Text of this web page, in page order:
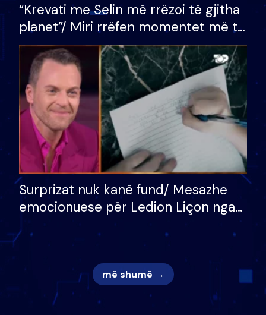
“Krevati me Selin më rrëzoi të gjitha
planet”/ Miri rrëfen momentet më të
bukura në shtëpinë e BB VIP: Do më
mungojë zilja e mëngjesit kur…
Surprizat nuk kanë fund/ Mesazhe
emocionuese për Ledion Liçon nga
nuk i mban dot lotët: Nuk meritoj…
më shumë →